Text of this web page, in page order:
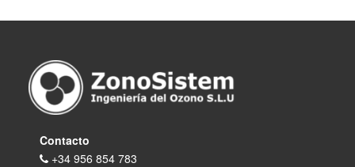
Contacto
+34 956 854 783